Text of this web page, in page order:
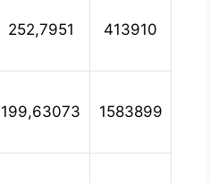
252,7951 413910
199,63073 1583899